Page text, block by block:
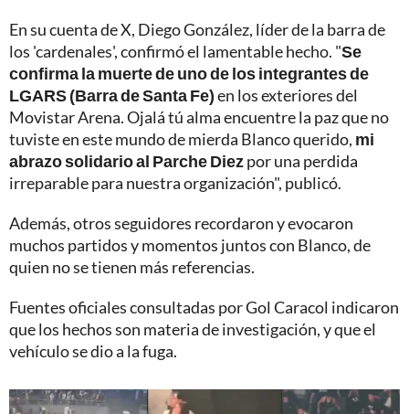
En su cuenta de X, Diego González, líder de la barra de
los 'cardenales', confirmó el lamentable hecho. "Se
confirma la muerte de uno de los integrantes de
LGARS (Barra de Santa Fe)en los exteriores del
Movistar Arena. Ojalá tú alma encuentre la paz que no
tuviste en este mundo de mierda Blanco querido, mi
abrazo solidario al Parche Diezpor una perdida
irreparable para nuestra organización", publicó.
Además, otros seguidores recordaron y evocaron
muchos partidos y momentos juntos con Blanco, de
quien no se tienen más referencias.
Fuentes oficiales consultadas por Gol Caracol indicaron
que los hechos son materia de investigación, y que el
vehículo se dio a la fuga.